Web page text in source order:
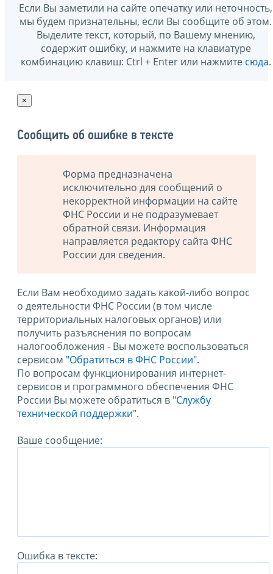
Если Вы заметили на сайте опечатку или неточность,
мы будем признательны, если Вы сообщите об этом.
Выделите текст, который, по Вашему мнению,
содержит ошибку, и нажмите на клавиатуре
комбинацию клавиш: Ctrl + Enter или нажмите сюда.
×
Сообщить об ошибке в тексте
Форма предназначена
исключительно для сообщений о
некорректной информации на сайте
ФНС России и не подразумевает
обратной связи. Информация
направляется редактору сайта ФНС
России для сведения.
Если Вам необходимо задать какой-либо вопрос
о деятельности ФНС России (в том числе
территориальных налоговых органов) или
получить разъяснения по вопросам
налогообложения - Вы можете воспользоваться
сервисом "Обратиться в ФНС России".
По вопросам функционирования интернет-
сервисов и программного обеспечения ФНС
России Вы можете обратиться в "Службу
технической поддержки".
Ваше сообщение:
Ошибка в тексте: